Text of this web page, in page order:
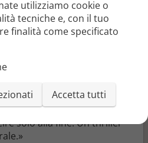
il lettore, metterlo in
solo alla fine. Un thriller
utilizziamo cookie o
tecniche e, con il tuo
finalità come specificato
Accetta tutti